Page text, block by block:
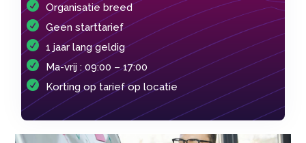
Organisatie breed
Geen starttarief
1 jaar lang geldig
Ma-vrij : 09:00 – 17:00
Korting op tarief op locatie